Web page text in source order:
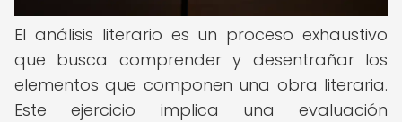
El análisis literario es un proceso exhaustivo
que busca comprender y desentrañar los
elementos que componen una obra literaria.
Este ejercicio implica una evaluación